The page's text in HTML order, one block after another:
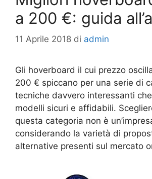
a 200 €: guida
11 Aprile 2018 di admin
Gli hoverboard il cui prezzo
200 € spiccano per una serie di
tecniche davvero interessanti
modelli sicuri e affidabili.
questa categoria non è
considerando la varietà di
alternative presenti sul mercato